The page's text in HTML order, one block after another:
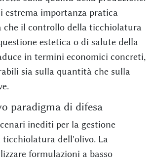
estrema importanza pratica
che il controllo della ticchiolatura
estetica o di salute della
in termini economici concreti,
sia sulla quantità che sulla
paradigma di difesa
inediti per la gestione
ticchiolatura dell'olivo. La
formulazioni a basso